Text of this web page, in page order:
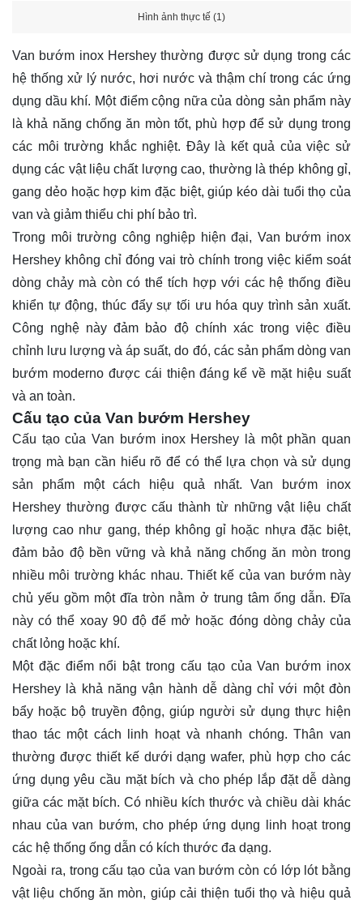
Hình ảnh thực tế (1)
Van bướm inox Hershey thường được sử dụng trong các
hệ thống xử lý nước, hơi nước và thậm chí trong các ứng
dụng dầu khí. Một điểm cộng nữa của dòng sản phẩm này
là khả năng chống ăn mòn tốt, phù hợp để sử dụng trong
các môi trường khắc nghiệt. Đây là kết quả của việc sử
dụng các vật liệu chất lượng cao, thường là thép không gỉ,
gang dẻo hoặc hợp kim đặc biệt, giúp kéo dài tuổi thọ của
van và giảm thiểu chi phí bảo trì.
Trong môi trường công nghiệp hiện đại, Van bướm inox
Hershey không chỉ đóng vai trò chính trong việc kiểm soát
dòng chảy mà còn có thể tích hợp với các hệ thống điều
khiển tự động, thúc đẩy sự tối ưu hóa quy trình sản xuất.
Công nghệ này đảm bảo độ chính xác trong việc điều
chỉnh lưu lượng và áp suất, do đó, các sản phẩm dòng van
bướm moderno được cái thiện đáng kể về mặt hiệu suất
và an toàn.
Cấu tạo của Van bướm Hershey
Cấu tạo của Van bướm inox Hershey là một phần quan
trọng mà bạn cần hiểu rõ để có thể lựa chọn và sử dụng
sản phẩm một cách hiệu quả nhất. Van bướm inox
Hershey thường được cấu thành từ những vật liệu chất
lượng cao như gang, thép không gỉ hoặc nhựa đặc biệt,
đảm bảo độ bền vững và khả năng chống ăn mòn trong
nhiều môi trường khác nhau. Thiết kế của van bướm này
chủ yếu gồm một đĩa tròn nằm ở trung tâm ống dẫn. Đĩa
này có thể xoay 90 độ để mở hoặc đóng dòng chảy của
chất lỏng hoặc khí.
Một đặc điểm nổi bật trong cấu tạo của Van bướm inox
Hershey là khả năng vận hành dễ dàng chỉ với một đòn
bẩy hoặc bộ truyền động, giúp người sử dụng thực hiện
thao tác một cách linh hoạt và nhanh chóng. Thân van
thường được thiết kế dưới dạng wafer, phù hợp cho các
ứng dụng yêu cầu mặt bích và cho phép lắp đặt dễ dàng
giữa các mặt bích. Có nhiều kích thước và chiều dài khác
nhau của van bướm, cho phép ứng dụng linh hoạt trong
các hệ thống ống dẫn có kích thước đa dạng.
Ngoài ra, trong cấu tạo của van bướm còn có lớp lót bằng
vật liệu chống ăn mòn, giúp cải thiện tuổi thọ và hiệu quả